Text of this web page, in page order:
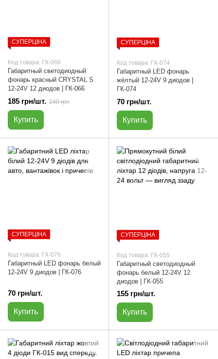
СУПЕРЦІНА
Код товара: ГК-066
Габаритный светодиодный
фонарь красный CRYSTAL S
12-24V 12 диодов | ГК-066
185 грн/шт. 240 грн
Купить
СУПЕРЦІНА
Код товара: ГК-074
Габаритный LED фонарь
жёлтый 12-24V 9 диодов |
ГК-074
70 грн/шт.
Купить
СУПЕРЦІНА
Код товара: ГК-076
Габаритный LED фонарь белый
12-24V 9 диодов | ГК-076
70 грн/шт.
Купить
СУПЕРЦІНА
Код товара: ГК-055
Габаритный светодиодный
фонарь белый 12-24V 12
диодов | ГК-055
155 грн/шт.
Купить